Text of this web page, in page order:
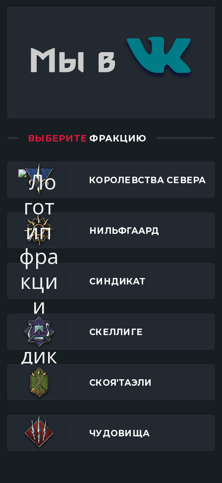
ВЫБЕРИТЕ ФРАКЦИЮ
КОРОЛЕВСТВА СЕВЕРА
НИЛЬФГААРД
СИНДИКАТ
СКЕЛЛИГЕ
СКОЯ'ТАЭЛИ
ЧУДОВИЩА